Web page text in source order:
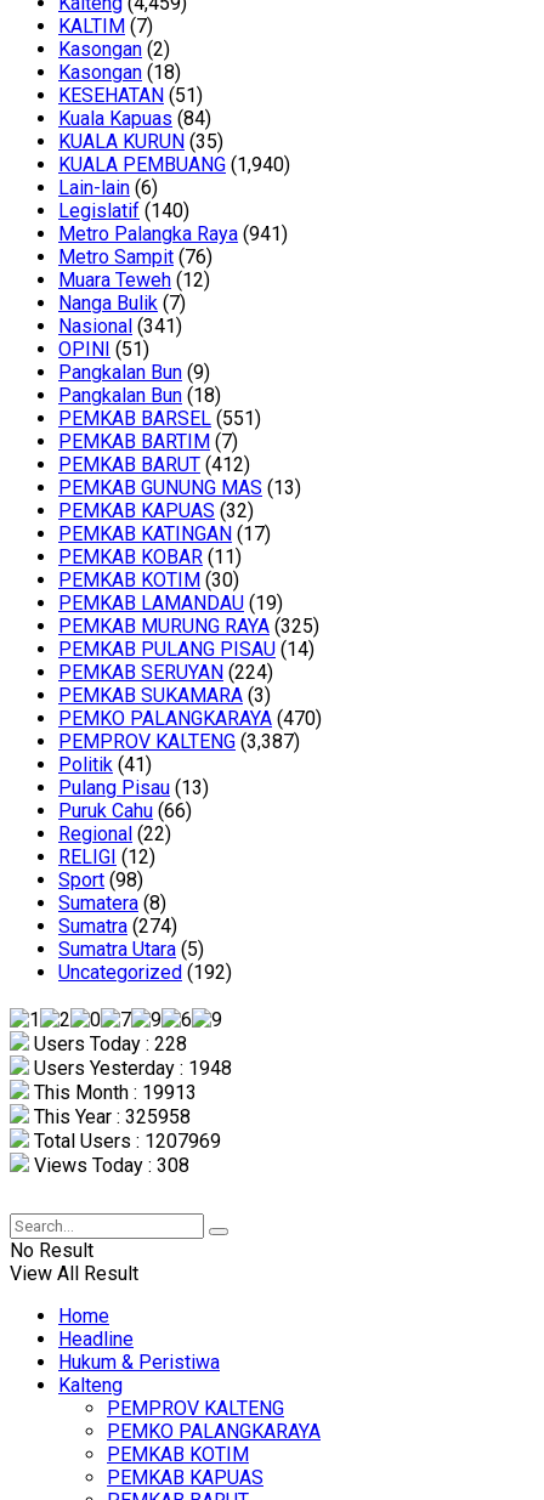
KALTIM (7)
Kasongan (2)
Kasongan (18)
KESEHATAN (51)
Kuala Kapuas (84)
KUALA KURUN (35)
KUALA PEMBUANG (1,940)
Lain-lain (6)
Legislatif (140)
Metro Palangka Raya (941)
Metro Sampit (76)
Muara Teweh (12)
Nanga Bulik (7)
Nasional (341)
OPINI (51)
Pangkalan Bun (9)
Pangkalan Bun (18)
PEMKAB BARSEL (551)
PEMKAB BARTIM (7)
PEMKAB BARUT (412)
PEMKAB GUNUNG MAS (13)
PEMKAB KAPUAS (32)
PEMKAB KATINGAN (17)
PEMKAB KOBAR (11)
PEMKAB KOTIM (30)
PEMKAB LAMANDAU (19)
PEMKAB MURUNG RAYA (325)
PEMKAB PULANG PISAU (14)
PEMKAB SERUYAN (224)
PEMKAB SUKAMARA (3)
PEMKO PALANGKARAYA (470)
PEMPROV KALTENG (3,387)
Politik (41)
Pulang Pisau (13)
Puruk Cahu (66)
Regional (22)
RELIGI (12)
Sport (98)
Sumatera (8)
Sumatra (274)
Sumatra Utara (5)
Uncategorized (192)
Users Today : 228
Users Yesterday : 1948
This Month : 19913
This Year : 325958
Total Users : 1207969
Views Today : 308
No Result
View All Result
Home
Headline
Hukum & Peristiwa
Kalteng
PEMPROV KALTENG
PEMKO PALANGKARAYA
PEMKAB KOTIM
PEMKAB KAPUAS